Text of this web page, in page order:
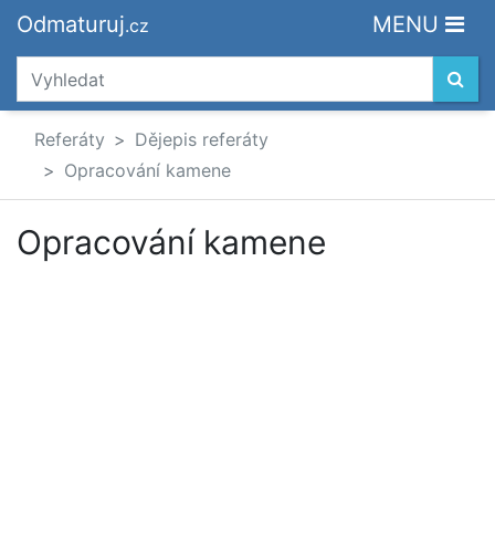
Odmaturuj.cz MENU
Referáty
Dějepis referáty
Opracování kamene
Opracování kamene